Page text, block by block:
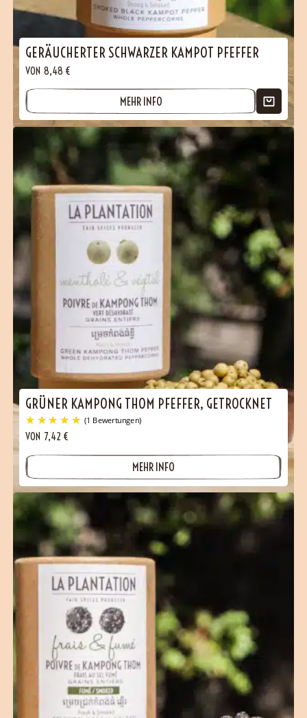
(2 Bewertungen)
GERÄUCHERTER SCHWARZER KAMPOT PFEFFER
VON 8,48 €
MEHR INFO
GRÜNER KAMPONG THOM PFEFFER, GETROCKNET
VON 7,42 €
MEHR INFO